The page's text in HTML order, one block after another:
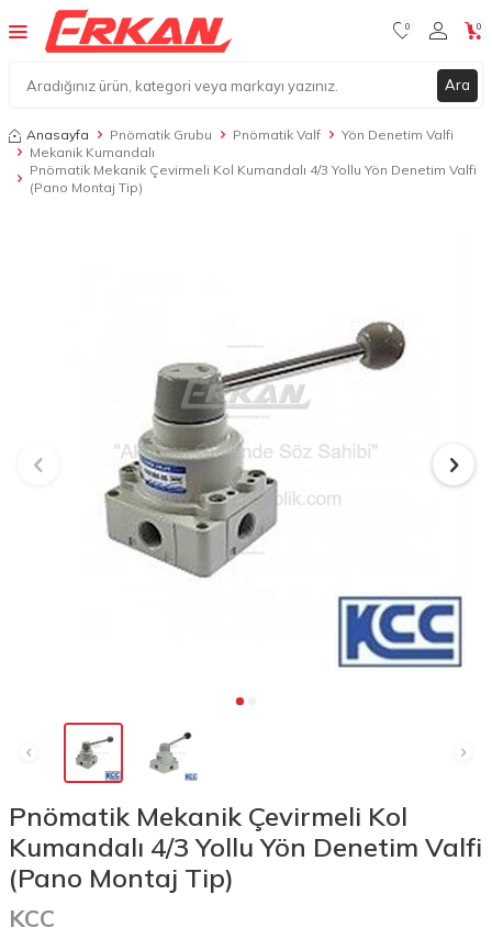
Ara
0 0
Anasayfa Pnömatik Grubu Pnömatik Valf
Yön Denetim Valfi
Mekanik Kumandalı
Pnömatik Mekanik Çevirmeli Kol Kumandalı 4/3 Yollu Yön Denetim Valfi
(Pano Montaj Tip)
Pnömatik Mekanik Çevirmeli Kol
Kumandalı 4/3 Yollu Yön Denetim Valfi
(Pano Montaj Tip)
KCC